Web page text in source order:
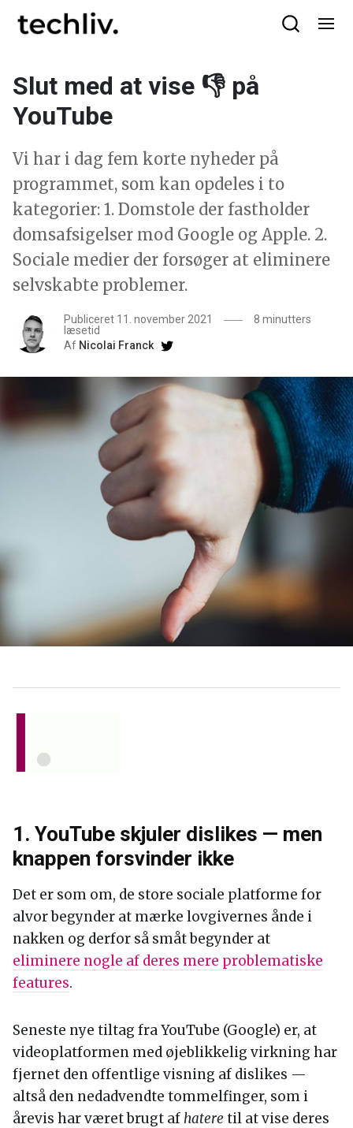
Slut med at vise 👎 på
YouTube
Vi har i dag fem korte nyheder på
programmet, som kan opdeles i to
kategorier: 1. Domstole der fastholder
domsafsigelser mod Google og Apple. 2.
Sociale medier der forsøger at eliminere
selvskabte problemer.
Publiceret 11. november 2021
8 minutters
læsetid
Af Nicolai Franck
1. YouTube skjuler dislikes — men
knappen forsvinder ikke
Det er som om, de store sociale platforme for
alvor begynder at mærke lovgivernes ånde i
nakken og derfor så småt begynder at
eliminere nogle af deres mere problematiske
features.
Seneste nye tiltag fra YouTube (Google) er, at
videoplatformen med øjeblikkelig virkning har
fjernet den offentlige visning af dislikes —
altså den nedadvendte tommelfinger, som i
årevis har været brugt afhatere til at vise deres